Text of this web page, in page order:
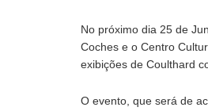
No próximo dia 25 de
Coches e o Centro
exibições de Coulthard
O evento, que será de